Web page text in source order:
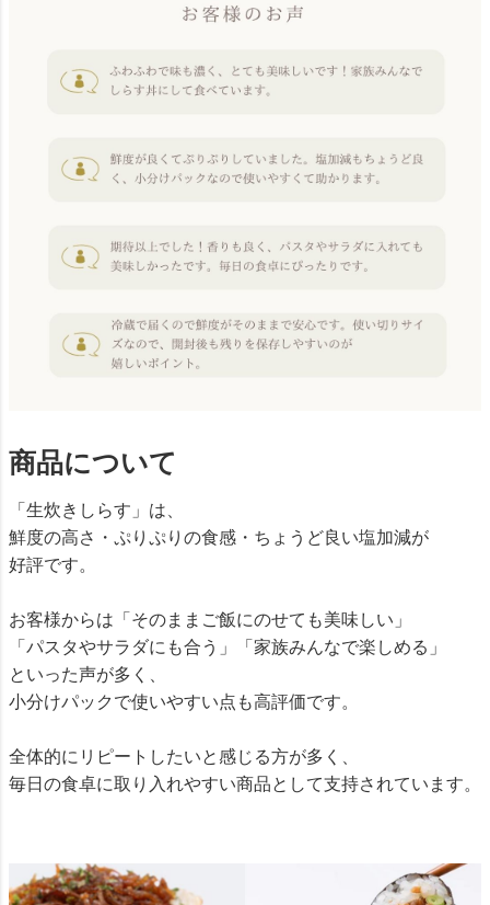
商品について
「生炊きしらす」は、
鮮度の高さ・ぷりぷりの食感・ちょうど良い塩加減が
好評です。
お客様からは「そのままご飯にのせても美味しい」
「パスタやサラダにも合う」「家族みんなで楽しめる」
といった声が多く、
小分けパックで使いやすい点も高評価です。
全体的にリピートしたいと感じる方が多く、
毎日の食卓に取り入れやすい商品として支持されています。